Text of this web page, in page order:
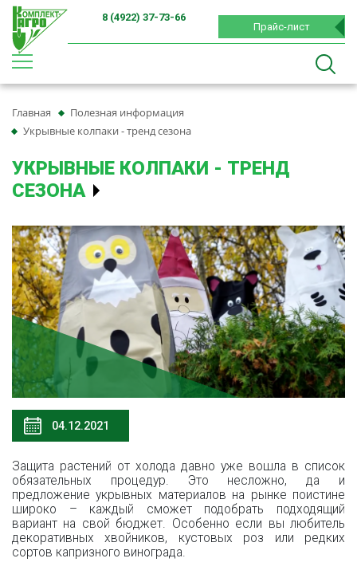
Прайс-лист
8 (4922) 37-73-66
Главная
Полезная информация
Укрывные колпаки - тренд сезона
УКРЫВНЫЕ КОЛПАКИ - ТРЕНД
СЕЗОНА
04.12.2021
Защита растений от холода давно уже вошла в список
обязательных процедур. Это несложно, да и
предложение укрывных материалов на рынке поистине
широко – каждый сможет подобрать подходящий
вариант на свой бюджет. Особенно если вы любитель
декоративных хвойников, кустовых роз или редких
сортов капризного винограда.